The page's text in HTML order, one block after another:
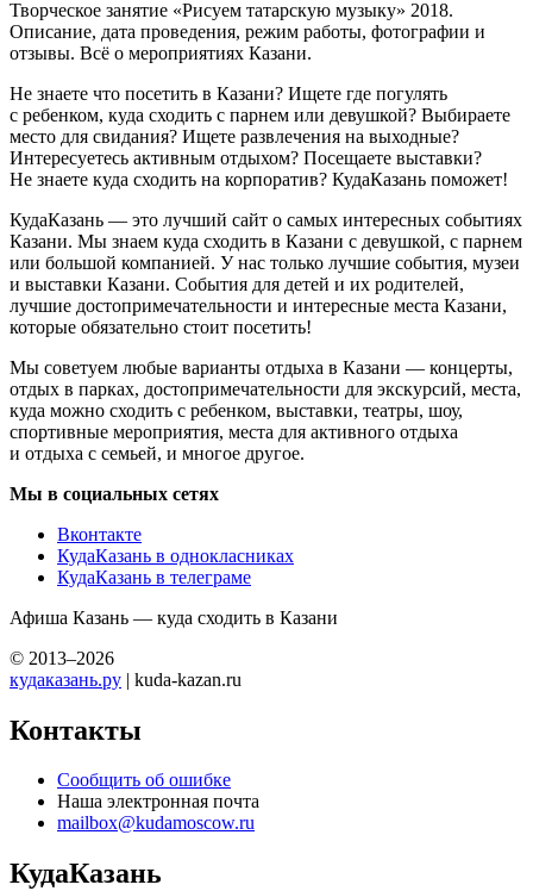
Творческое занятие «Рисуем татарскую музыку» 2018.
Описание, дата проведения, режим работы, фотографии и
отзывы. Всё о мероприятиях Казани.
Не знаете что посетить в Казани? Ищете где погулять
с ребенком, куда сходить с парнем или девушкой? Выбираете
место для свидания? Ищете развлечения на выходные?
Интересуетесь активным отдыхом? Посещаете выставки?
Не знаете куда сходить на корпоратив? КудаКазань поможет!
КудаКазань — это лучший сайт о самых интересных событиях
Казани. Мы знаем куда сходить в Казани с девушкой, с парнем
или большой компанией. У нас только лучшие события, музеи
и выставки Казани. События для детей и их родителей,
лучшие достопримечательности и интересные места Казани,
которые обязательно стоит посетить!
Мы советуем любые варианты отдыха в Казани — концерты,
отдых в парках, достопримечательности для экскурсий, места,
куда можно сходить с ребенком, выставки, театры, шоу,
спортивные мероприятия, места для активного отдыха
и отдыха с семьей, и многое другое.
Мы в социальных сетях
Вконтакте
КудаКазань в однокласниках
КудаКазань в телеграме
Афиша Казань — куда сходить в Казани
© 2013–2026
кудаказань.ру | kuda-kazan.ru
Контакты
Сообщить об ошибке
Наша электронная почта
mailbox@kudamoscow.ru
КудаКазань